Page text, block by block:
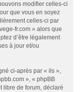
modifier celles-ci
que vous en soyez
celles-ci par
fr.com » alors que
d’être légalement
à jour et/ou
ci-après par « ils »,
», « phpBB
libre de forum, déclaré